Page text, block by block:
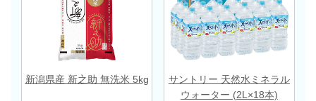
新潟県産 新之助 無洗米 5kg
サントリー 天然水ミネラル
ウォーター (2L×18本)